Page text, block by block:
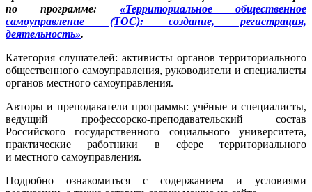
по программе: «Территориальное общественное
самоуправление (ТОС): создание, регистрация,
деятельность».
Категория слушателей: активисты органов территориального
общественного самоуправления, руководители и специалисты
органов местного самоуправления.
Авторы и преподаватели программы: учёные и специалисты,
ведущий профессорско-преподавательский состав
Российского государственного социального университета,
практические работники в сфере территориального
и местного самоуправления.
Подробно ознакомиться с содержанием и условиями